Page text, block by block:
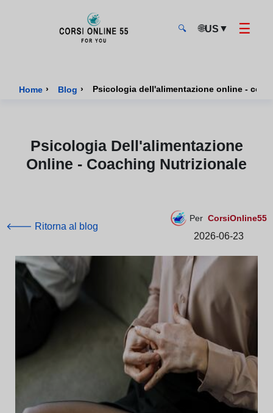
🔍 🌐US ▼ ☰
Home › Blog › Psicologia dell'alimentazione online -
Psicologia Dell'alimentazione
Online - Coaching Nutrizionale
🡐 Ritorna al blog
Per CorsiOnline55
2026-06-23